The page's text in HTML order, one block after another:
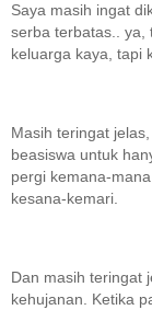
Saya masih ingat
serba terbatas.. ya,
keluarga kaya, tapi
Masih teringat
beasiswa untuk
pergi kemana-
kesana-kemari.
Dan masih teringat
kehujanan. Ketika